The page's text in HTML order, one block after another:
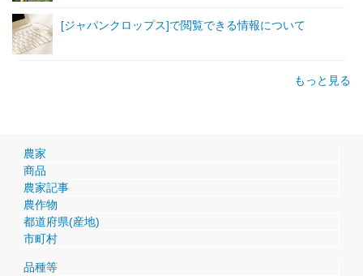
[ジャパンクロップス]で閲覧できる情報について
もっと見る
農家
商品
農家記事
農作物
都道府県(産地)
市町村
品種等